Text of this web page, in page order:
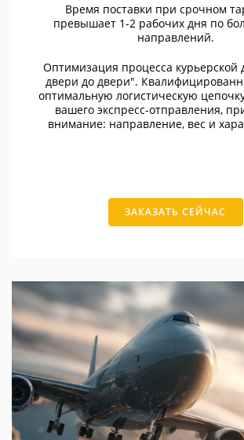
Время поставки при срочном
превышает 1-2 рабочих дня по
направлений.
Оптимизация процесса курьерской
двери до двери".
оптимальную логистическую
вашего экспресс-отправления,
внимание: направление, вес и
ЗАКАЗАТЬ СЕЙЧАС